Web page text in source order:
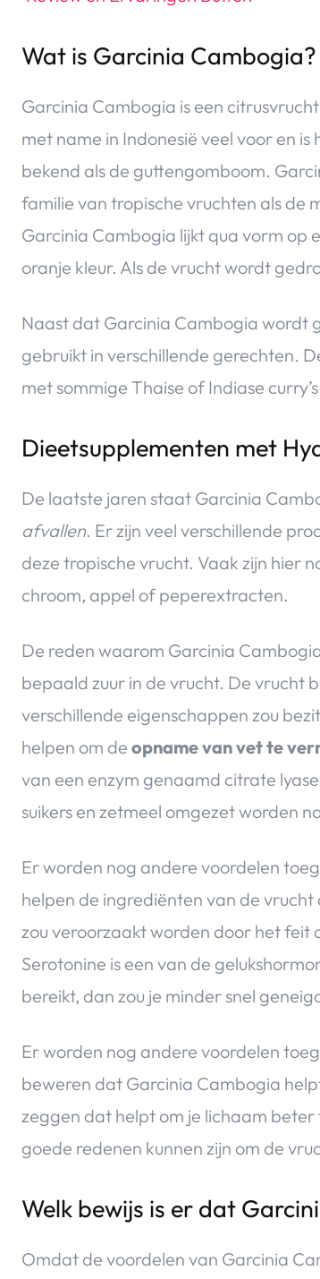
Wat is Garcinia Cambogia?
Garcinia Cambogia is een
met name in Indonesië veel voor en is
bekend als de guttengomboom.
familie van tropische vruchten als de
Garcinia Cambogia lijkt qua vorm op
oranje kleur. Als de vrucht wordt
Naast dat Garcinia Cambogia wordt
gebruikt in verschillende gerechten.
met sommige Thaise of Indiase
Dieetsupplementen met
De laatste jaren staat Garcinia
afvallen. Er zijn veel verschillende
deze tropische vrucht. Vaak zijn hier
chroom, appel of peperextracten.
De reden waarom Garcinia
bepaald zuur in de vrucht. De vrucht
verschillende eigenschappen zou
helpen om de opname van vet te
van een enzym genaamd citrate
suikers en zetmeel omgezet worden
Er worden nog andere voordelen
helpen de ingrediënten van de
zou veroorzaakt worden door het feit
Serotonine is een van de
bereikt, dan zou je minder snel
Er worden nog andere voordelen
beweren dat Garcinia Cambogia
zeggen dat helpt om je lichaam
goede redenen kunnen zijn om de
Welk bewijs is er dat
Omdat de voordelen van Garcinia